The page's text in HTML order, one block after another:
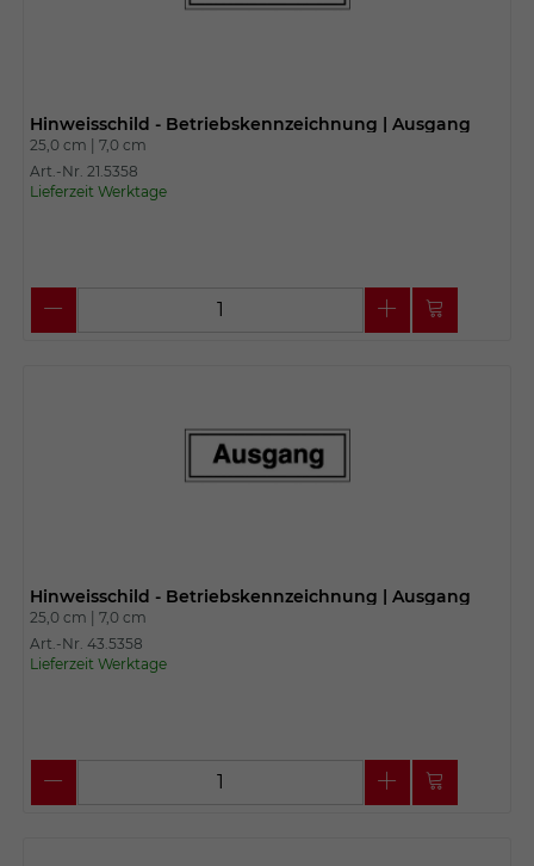
Hinweisschild - Betriebskennzeichnung | Ausgang
25,0 cm | 7,0 cm
Art.-Nr. 21.5358
Lieferzeit Werktage
Hinweisschild - Betriebskennzeichnung | Ausgang
25,0 cm | 7,0 cm
Art.-Nr. 43.5358
Lieferzeit Werktage